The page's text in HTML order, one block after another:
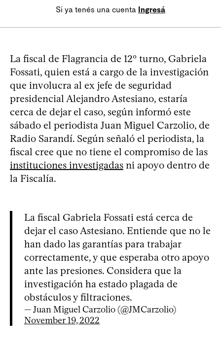
Si ya tenés una cuenta Ingresá
La fiscal de Flagrancia de 12º turno, Gabriela
Fossati, quien está a cargo de la investigación
que involucra al ex jefe de seguridad
presidencial Alejandro Astesiano, estaría
cerca de dejar el caso, según informó este
sábado el periodista Juan Miguel Carzolio, de
Radio Sarandí. Según señaló el periodista, la
fiscal cree que no tiene el compromiso de las
instituciones investigadas ni apoyo dentro de
la Fiscalía.
La fiscal Gabriela Fossati está cerca de
dejar el caso Astesiano. Entiende que no le
han dado las garantías para trabajar
correctamente, y que esperaba otro apoyo
ante las presiones. Considera que la
investigación ha estado plagada de
obstáculos y filtraciones.
— Juan Miguel Carzolio (@JMCarzolio)
November 19, 2022